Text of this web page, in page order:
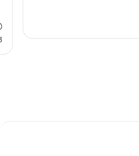
18 يونيو 2024